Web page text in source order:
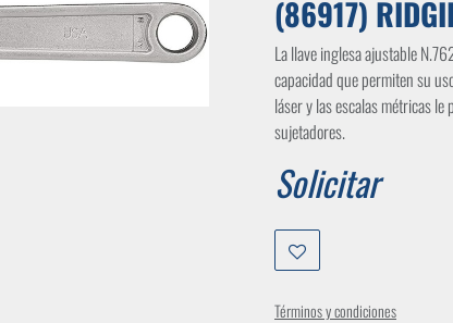
(86917)
La llave inglesa ajustable
capacidad que permiten su
láser y las escalas métricas
sujetadores.
Solicitar
Términos y condiciones